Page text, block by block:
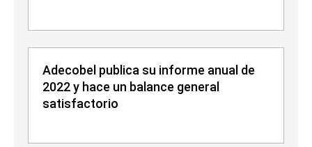
Adecobel publica su informe anual de
2022 y hace un balance general
satisfactorio